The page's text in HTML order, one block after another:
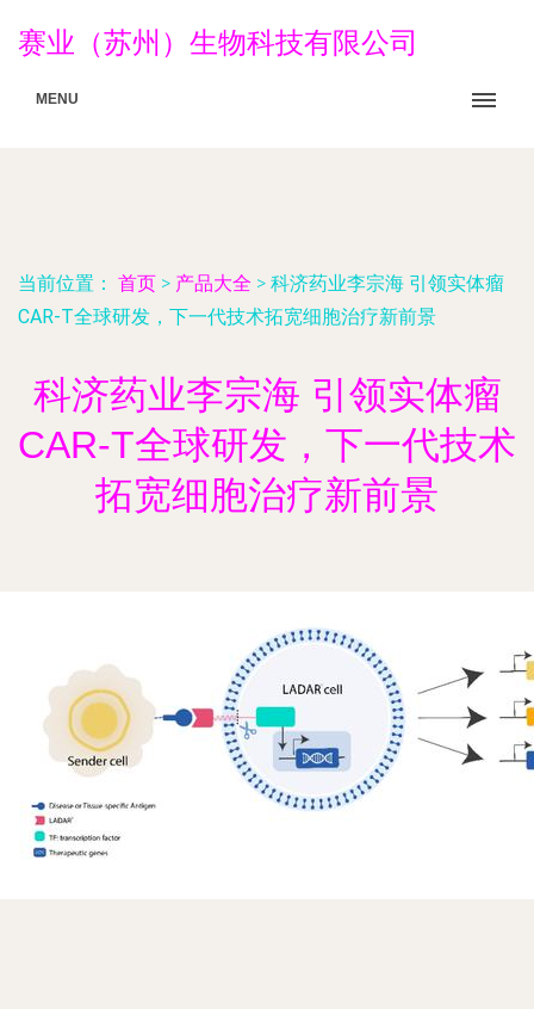
赛业（苏州）生物科技有限公司
MENU
当前位置： 首页 > 产品大全 > 科济药业李宗海 引领实体瘤
CAR-T全球研发，下一代技术拓宽细胞治疗新前景
科济药业李宗海 引领实体瘤
CAR-T全球研发，下一代技术
拓宽细胞治疗新前景